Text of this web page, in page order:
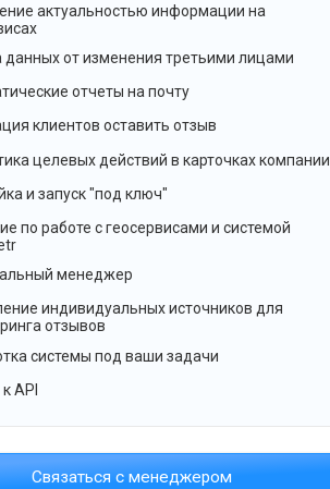
актуальностью информации на
от изменения третьими лицами
отчеты на почту
клиентов оставить отзыв
целевых действий в карточках компании
и запуск "под ключ"
по работе с геосервисами и системой
менеджер
индивидуальных источников для
отзывов
системы под ваши задачи
API
Связаться с менеджером